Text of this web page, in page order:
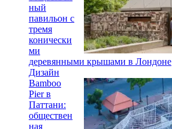
ный
павильон с
тремя
конически
ми
деревянными крышами в Лондоне
Дизайн
Bamboo
Pier в
Паттани:
обществен
ная